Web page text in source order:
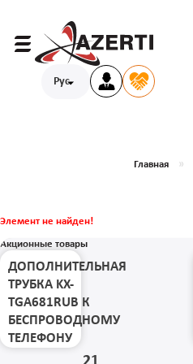
Рус
Главная
Элемент не найден!
Акционные товары
ДОПОЛНИТЕЛЬНАЯ
ТРУБКА KX-
TGA681RUB К
БЕСПРОВОДНОМУ
ТЕЛЕФОНУ